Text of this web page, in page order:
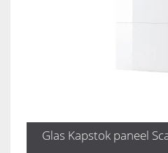
Glas Kapstok paneel